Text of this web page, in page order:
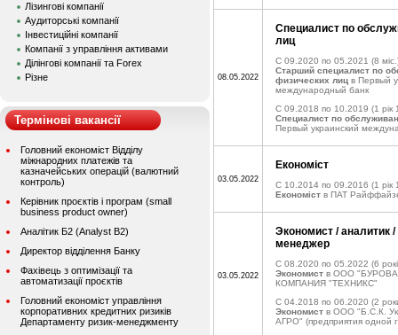
Лізингові компанії
Аудиторські компанії
Інвестиційні компанії
Компанії з управління активами
Ділінгові компанії та Forex
Різне
Термінові вакансії
Головний економіст Відділу
міжнародних платежів та
казначейських операцій (валютний
контроль)
Керівник проєктів і програм (small
business product owner)
Аналітик Б2 (Analyst B2)
Директор відділення Банку
Фахівець з оптимізації та
автоматизації проєктів
Головний економіст управління
корпоративних кредитних ризиків
Департаменту ризик-менеджменту
08.05.2022
Специалист по
лиц
C 09.2020 по 05.2021 (8
Старший специалист по
физических лиц в Первый
международный банк
C 09.2018 по 10.2019 (1 рік
Специалист по
Первый украинский
03.05.2022
Економіст
C 10.2014 по 09.2016 (1 рік
Економіст в ПАТ
03.05.2022
Экономист / аналитик
менеджер
C 08.2020 по 05.2022 (6
Экономист в ООО
КОМПАНИЯ "ТЕХНИКС"
C 04.2018 по 06.2020 (2
Экономист в ООО "Б.С.К.
АГРО" (предприятия одной